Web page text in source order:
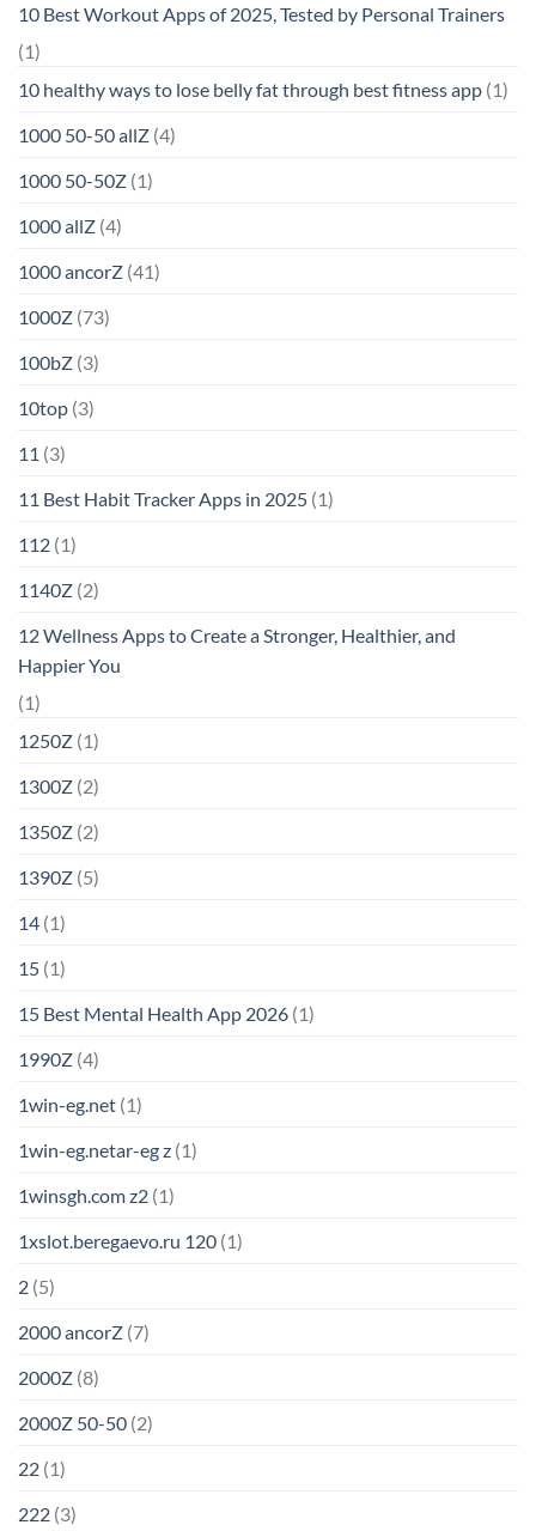
10 Best Workout Apps of 2025, Tested by Personal Trainers
(1)
10 healthy ways to lose belly fat through best fitness app (1)
1000 50-50 allZ (4)
1000 50-50Z (1)
1000 allZ (4)
1000 ancorZ (41)
1000Z (73)
100bZ (3)
10top (3)
11 (3)
11 Best Habit Tracker Apps in 2025 (1)
112 (1)
1140Z (2)
12 Wellness Apps to Create a Stronger, Healthier, and
Happier You
(1)
1250Z (1)
1300Z (2)
1350Z (2)
1390Z (5)
14 (1)
15 (1)
15 Best Mental Health App 2026 (1)
1990Z (4)
1win-eg.net (1)
1win-eg.netar-eg z (1)
1winsgh.com z2 (1)
1xslot.beregaevo.ru 120 (1)
2 (5)
2000 ancorZ (7)
2000Z (8)
2000Z 50-50 (2)
22 (1)
222 (3)